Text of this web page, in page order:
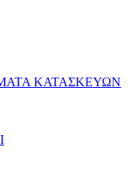
ΚΑΤΑΣΚΕΥΩΝ